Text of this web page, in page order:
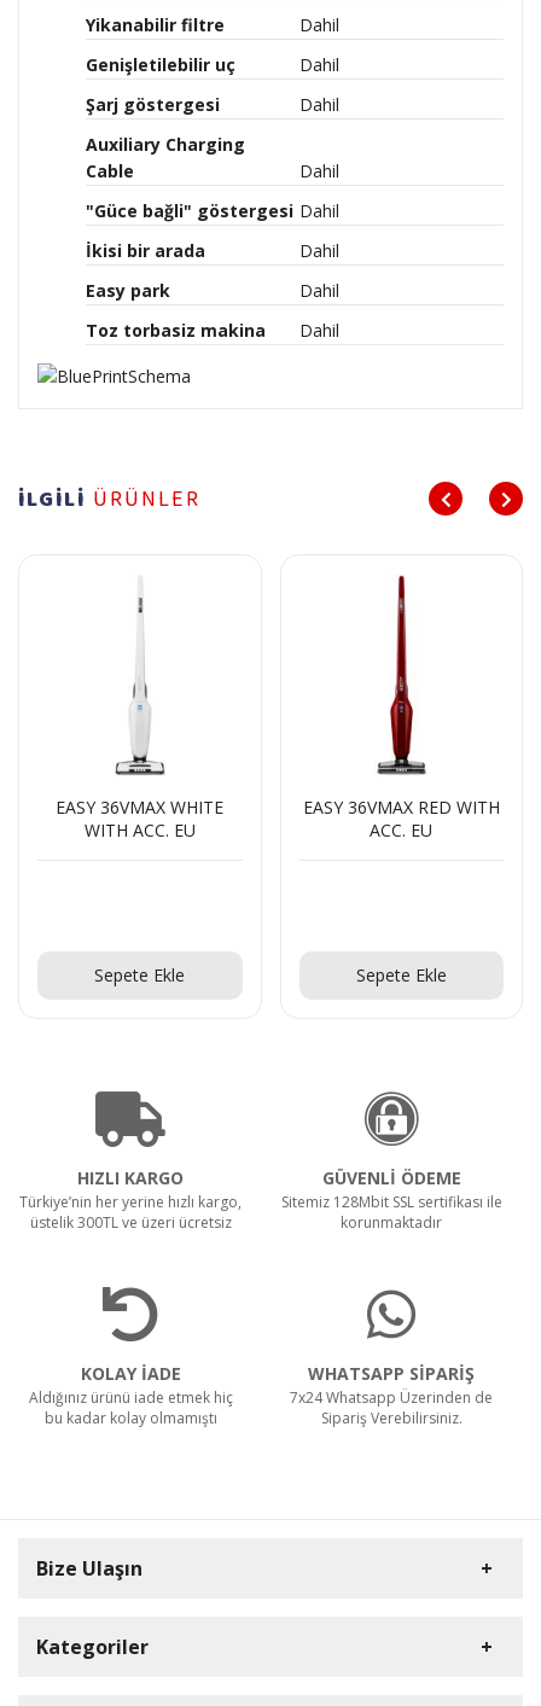
Yikanabilir filtre
Dahil
Genişletilebilir uç
Dahil
Şarj göstergesi
Dahil
Auxiliary Charging
Cable
Dahil
"Güce bağli" göstergesi Dahil
İkisi bir arada
Dahil
Easy park
Dahil
Toz torbasiz makina
Dahil
İLGİLİ ÜRÜNLER
EASY 36VMAX WHITE
WITH ACC. EU
Sepete Ekle
EASY 36VMAX RED WITH
ACC. EU
Sepete Ekle
HIZLI KARGO
Türkiye’nin her yerine hızlı kargo,
üstelik 300TL ve üzeri ücretsiz
GÜVENLİ ÖDEME
Sitemiz 128Mbit SSL sertifikası ile
korunmaktadır
KOLAY İADE
Aldığınız ürünü iade etmek hiç
bu kadar kolay olmamıştı
WHATSAPP SİPARİŞ
7x24 Whatsapp Üzerinden de
Sipariş Verebilirsiniz.
Bize Ulaşın
Kategoriler